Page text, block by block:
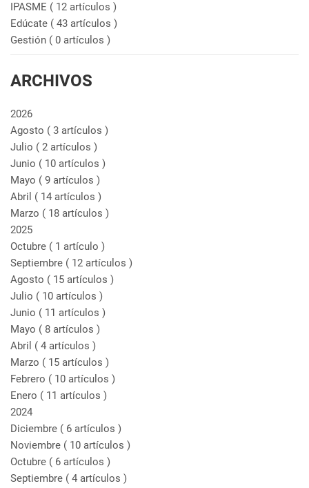
IPASME ( 12 artículos )
Edúcate ( 43 artículos )
Gestión ( 0 artículos )
ARCHIVOS
2026
Agosto ( 3 artículos )
Julio ( 2 artículos )
Junio ( 10 artículos )
Mayo ( 9 artículos )
Abril ( 14 artículos )
Marzo ( 18 artículos )
2025
Octubre ( 1 artículo )
Septiembre ( 12 artículos )
Agosto ( 15 artículos )
Julio ( 10 artículos )
Junio ( 11 artículos )
Mayo ( 8 artículos )
Abril ( 4 artículos )
Marzo ( 15 artículos )
Febrero ( 10 artículos )
Enero ( 11 artículos )
2024
Diciembre ( 6 artículos )
Noviembre ( 10 artículos )
Octubre ( 6 artículos )
Septiembre ( 4 artículos )